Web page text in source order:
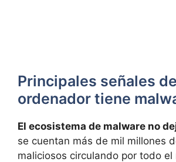
Principales señales
ordenador tiene
El ecosistema de malware no
se cuentan más de mil millones
maliciosos circulando por todo